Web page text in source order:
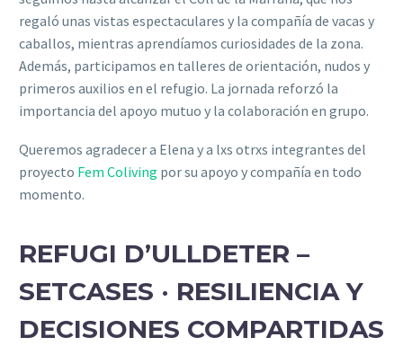
regaló unas vistas espectaculares y la compañía de vacas y
caballos, mientras aprendíamos curiosidades de la zona.
Además, participamos en talleres de orientación, nudos y
primeros auxilios en el refugio. La jornada reforzó la
importancia del apoyo mutuo y la colaboración en grupo.
Queremos agradecer a Elena y a lxs otrxs integrantes del
proyecto Fem Coliving por su apoyo y compañía en todo
momento.
REFUGI D’ULLDETER –
SETCASES · RESILIENCIA Y
DECISIONES COMPARTIDAS